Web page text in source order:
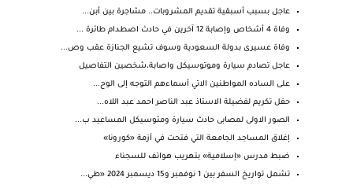
عاجل بسبب أسبقية تقديم المشروبات.. مشاجرة بين أبن...
وفاة 4 أشخاص وإصابة 12 آخرين في حادث اصطدام طائرة ...
وفاة عسيرى بدولة السعودية وسوف تشيع الجنازة عقب وص...
عاجل تصادم سيارة وموتوسيكل واصابة،شخصين التفاصيل
على الساده المواطنين الاتي أسماءهم التوجه إلى الوح...
حفل تكريم لفضيلة الاستاذ عبد الناصر احمد عبد اللاه...
الصور الاولى لمصابى حادث سيارة ومتوسيكل المساعيد ب...
إغلاق المساجد الجامعة التي فتحت في أزمة «كورونا»
ضبط مدرس «إسلامية» بتهريب هواتف للسجناء
تشمل تواريخ السفر بين 1 نوفمبر و15 ديسمبر 2024 «طي...